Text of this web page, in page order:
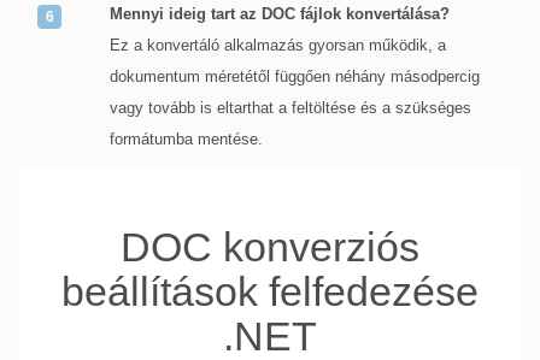
Mennyi ideig tart az DOC fájlok konvertálása?
Ez a konvertáló alkalmazás gyorsan működik, a
dokumentum méretétől függően néhány másodpercig
vagy tovább is eltarthat a feltöltése és a szükséges
formátumba mentése.
DOC konverziós
beállítások felfedezése
.NET